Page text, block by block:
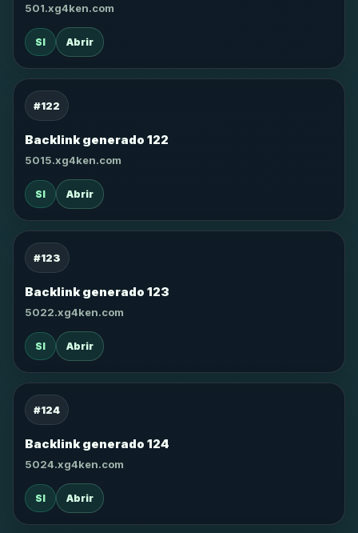
501.xg4ken.com
SI Abrir
#122
Backlink generado 122
5015.xg4ken.com
SI Abrir
#123
Backlink generado 123
5022.xg4ken.com
SI Abrir
#124
Backlink generado 124
5024.xg4ken.com
SI Abrir